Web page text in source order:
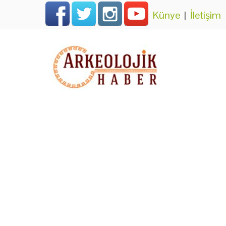
Künye | İletişim